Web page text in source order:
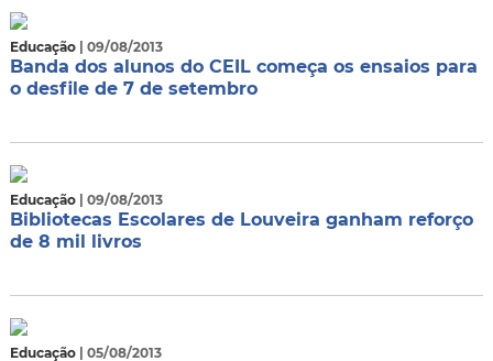
Educação | 09/08/2013
Banda dos alunos do CEIL começa os ensaios para
o desfile de 7 de setembro
Educação | 09/08/2013
Bibliotecas Escolares de Louveira ganham reforço
de 8 mil livros
Educação | 05/08/2013